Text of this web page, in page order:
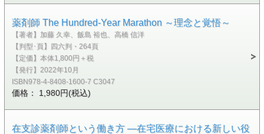
薬剤師 The Hundred-Year Marathon ～理念と覚悟～
【著者】加藤 久幸、飯島 裕也、高橋 信洋
【判型･頁】四六判・264頁
【定価】本体1,800円＋税
【発行】2022年10月
ISBN978-4-8408-1600-7 C3047
価格： 1,980円(税込)
在支診薬剤師という働き方 ―在宅医療における新しい役